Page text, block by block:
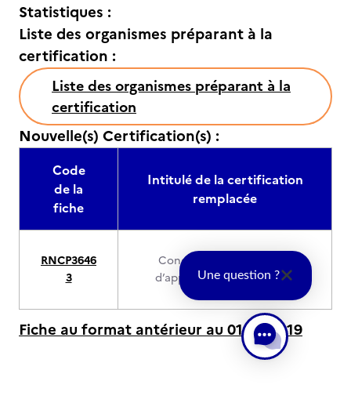
Statistiques :
Liste des organismes préparant à la
certification :
Liste des organismes préparant à la
certification
Nouvelle(s) Certification(s) :
Code
de la
fiche
Intitulé de la certification
remplacée
RNCP3646
3
Concepteur développeur
d’applications numériques
Fiche au format antérieur au 01/01/2019
Une question ?